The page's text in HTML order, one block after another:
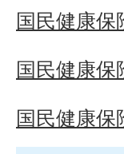
国民健康
国民健康保
国民健康